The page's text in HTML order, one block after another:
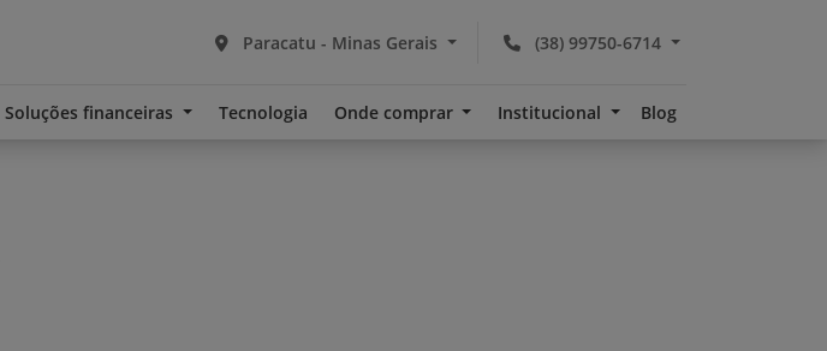
(38) 99750-6714
Paracatu - Minas Gerais
Soluções financeiras Tecnologia Onde comprar Institucional Blog